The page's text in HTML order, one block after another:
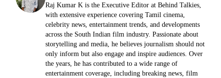
Raj Kumar K is the Executive Editor at Behind Talkies,
with extensive experience covering Tamil cinema,
celebrity news, entertainment trends, and developments
across the South Indian film industry. Passionate about
storytelling and media, he believes journalism should not
only inform but also engage and inspire audiences. Over
the years, he has contributed to a wide range of
entertainment coverage, including breaking news, film